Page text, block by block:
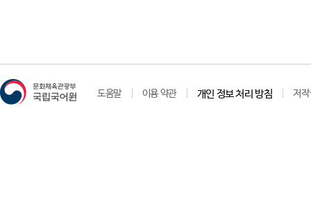
도움말 이용 약관 개인 정보 처리 방침 저